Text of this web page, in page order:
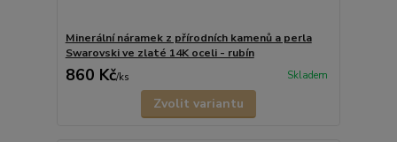
Minerální náramek z přírodních kamenů a perla
Swarovski ve zlaté 14K oceli - rubín
860 Kč/ks Skladem
Zvolit variantu